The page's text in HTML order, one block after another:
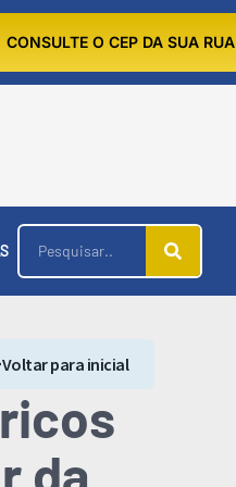
CONSULTE O CEP DA SUA RUA
Voltar para inicial
da